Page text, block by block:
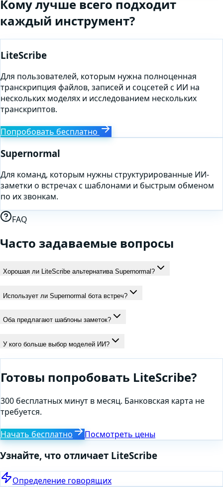
Кому лучше всего подходит
каждый инструмент?
LiteScribe
Для пользователей, которым нужна полноценная
транскрипция файлов, записей и соцсетей с ИИ на
нескольких моделях и исследованием нескольких
транскриптов.
Попробовать бесплатно
Supernormal
Для команд, которым нужны структурированные ИИ-
заметки о встречах с шаблонами и быстрым обменом
по их звонкам.
FAQ
Часто задаваемые вопросы
Хорошая ли LiteScribe альтернатива Supernormal?
Использует ли Supernormal бота встреч?
Оба предлагают шаблоны заметок?
У кого больше выбор моделей ИИ?
Готовы попробовать LiteScribe?
300 бесплатных минут в месяц. Банковская карта не
требуется.
Начать бесплатно Посмотреть цены
Узнайте, что отличает LiteScribe
Определение говорящих